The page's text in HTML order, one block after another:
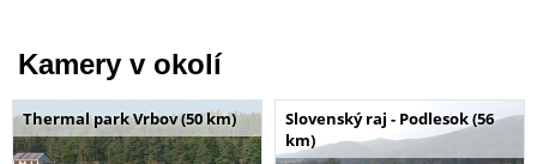
Kamery v okolí
Thermal park Vrbov (50 km)
Slovenský raj - Podlesok (56
km)